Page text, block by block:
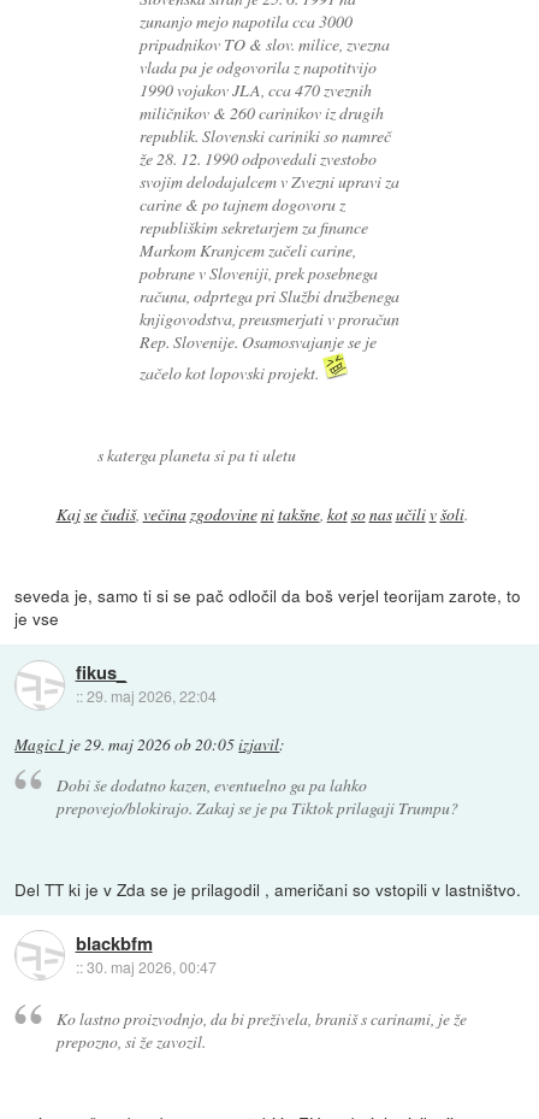
zunanjo mejo napotila cca 3000
pripadnikov TO & slov. milice, zvezna
vlada pa je odgovorila z napotitvijo
1990 vojakov JLA, cca 470 zveznih
miličnikov & 260 carinikov iz drugih
republik. Slovenski cariniki so namreč
že 28. 12. 1990 odpovedali zvestobo
svojim delodajalcem v Zvezni upravi za
carine & po tajnem dogovoru z
republiškim sekretarjem za finance
Markom Kranjcem začeli carine,
pobrane v Sloveniji, prek posebnega
računa, odprtega pri Službi družbenega
knjigovodstva, preusmerjati v proračun
Rep. Slovenije. Osamosvajanje se je
začelo kot lopovski projekt.
s katerga planeta si pa ti uletu
Kajsečudiš, večinazgodovinenitakšne, kotsonasučilivšoli.
seveda je, samo ti si se pač odločil da boš verjel teorijam zarote, to
je vse
fikus_
::29. maj 2026, 22:04
Magic1 je29. maj 2026 ob 20:05izjavil:
Dobi še dodatno kazen, eventuelno ga pa lahko
prepovejo/blokirajo. Zakaj se je pa Tiktok prilagaji Trumpu?
Del TT ki je v Zda se je prilagodil , američani so vstopili v lastništvo.
blackbfm
::30. maj 2026, 00:47
Ko lastno proizvodnjo, da bi preživela, braniš s carinami, je že
prepozno, si že zavozil.